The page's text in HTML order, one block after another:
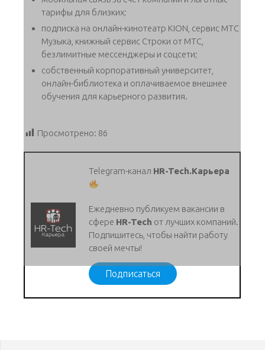
тарифы для близких;
подписка на онлайн-кинотеатр KION, сервис МТС
Музыка, книжный сервис Строки от МТС,
безлимитные мессенджеры и соцсети;
собственный корпоративный университет,
онлайн-библиотека и оплачиваемое внешнее
обучения для карьерного развития.
Просмотрено: 86
Telegram-канал HR-Tech.Карьера
Ежедневно публикуем вакансии в
сфере HR-Tech от лучших компаний.
Подпишитесь, чтобы найти работу
своей мечты!
Подписаться